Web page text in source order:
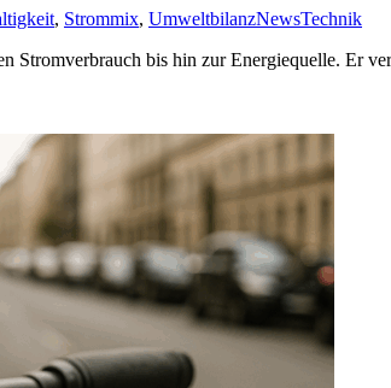
, Strommix, UmweltbilanzNewsTechnik
bis hin zur Energiequelle. Er